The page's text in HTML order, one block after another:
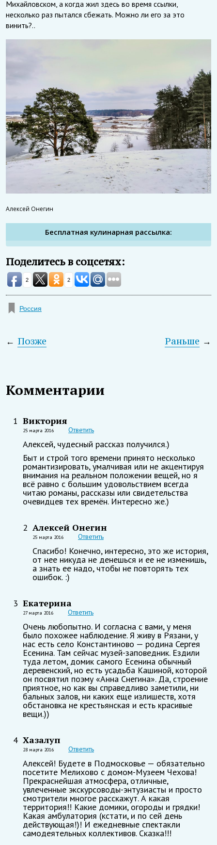
Михайловском, а когда жил здесь во время ссылки,
несколько раз пытался сбежать. Можно ли его за это
винить?..
Алексей Онегин
Бесплатная кулинарная рассылка:
Поделитесь в соцсетях:
2 2
Россия
← Позже →
Раньше
Комментарии
1 Виктория
25 марта 2016 Ответить
Алексей, чудесный рассказ получился.)
Быт и строй того времени принято несколько
романтизировать, умалчивая или не акцентируя
внимания на реальном положении вещей, но я
всё равно с большим удовольствием всегда
читаю романы, рассказы или свидетельства
очевидцев тех времён. Интересно же.)
2 Алексей Онегин
25 марта 2016 Ответить
Спасибо! Конечно, интересно, это же история,
от нее никуда не денешься и ее не изменишь,
а знать ее надо, чтобы не повторять тех
ошибок. :)
3 Екатерина
27 марта 2016 Ответить
Очень любопытно. И согласна с вами, у меня
было похожее наблюдение. Я живу в Рязани, у
нас есть село Константиново — родина Сергея
Есенина. Там сейчас музей-заповедник. Ездили
туда летом, домик самого Есенина обычный
деревенский, но есть усадьба Кашиной, которой
он посвятил поэму «Анна Снегина». Да, строение
приятное, но как вы справедливо заметили, ни
бальных залов, ни каких еще излишеств, хотя
обстановка не крестьянская и есть красивые
вещи.))
4 Хазалуп
28 марта 2016 Ответить
Алексей! Будете в Подмосковье — обязательно
посетите Мелихово с домом-Музеем Чехова!
Прекраснейшая атмосфера, отличные,
увлеченные экскурсоводы-энтузиасты и просто
смотрители многое расскажут. А какая
территория!! Какие домики, огороды и грядки!
Какая амбулатория (кстати, и по сей день
действующая!)! И ежедневные спектакли
самодеятельных коллективов. Сказка!!!